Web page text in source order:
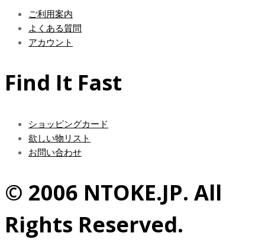
ご利用案内
よくある質問
アカウント
Find It Fast
ショッピングカード
欲しい物リスト
お問い合わせ
© 2006 NTOKE.JP. All
Rights Reserved.